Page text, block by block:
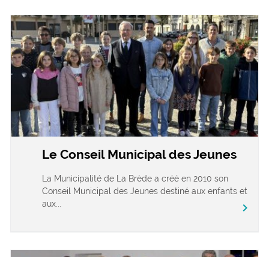
Le Conseil Municipal des Jeunes
La Municipalité de La Brède a créé en 2010 son
Conseil Municipal des Jeunes destiné aux enfants et
aux...
chevron_right